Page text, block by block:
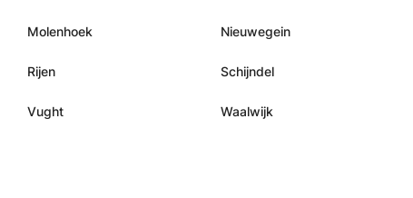
Molenhoek Nieuwegein
Rijen Schijndel
Vught Waalwijk